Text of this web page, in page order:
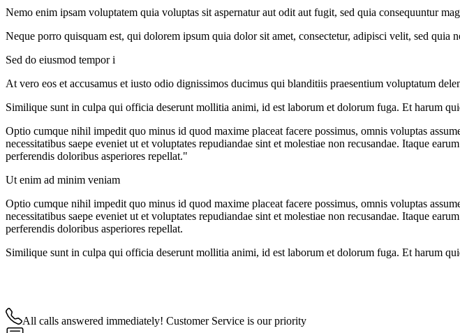
Nemo enim ipsam voluptatem quia voluptas sit aspernatur aut odit aut fugit, sed quia consequuntur
Neque porro quisquam est, qui dolorem ipsum quia dolor sit amet, consectetur, adipisci velit, sed
Sed do eiusmod tempor i
At vero eos et accusamus et iusto odio dignissimos ducimus qui blanditiis praesentium voluptatum
Similique sunt in culpa qui officia deserunt mollitia animi, id est laborum et dolorum fuga. Et harum
Optio cumque nihil impedit quo minus id quod maxime placeat facere possimus, omnis voluptas
necessitatibus saepe eveniet ut et voluptates repudiandae sint et molestiae non recusandae. Itaque
perferendis doloribus asperiores repellat."
Ut enim ad minim veniam
Optio cumque nihil impedit quo minus id quod maxime placeat facere possimus, omnis voluptas
necessitatibus saepe eveniet ut et voluptates repudiandae sint et molestiae non recusandae. Itaque
perferendis doloribus asperiores repellat.
Similique sunt in culpa qui officia deserunt mollitia animi, id est laborum et dolorum fuga. Et harum
All calls answered immediately! Customer Service is our priority